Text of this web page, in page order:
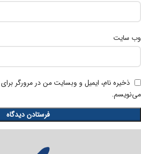
وب‌ سایت
ذخیره نام، ایمیل و وبسایت من در مرورگر
می‌نویسم.